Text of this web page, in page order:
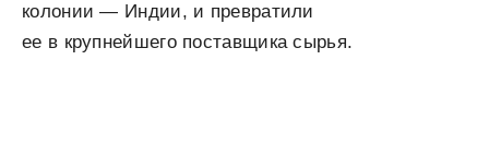
колонии — Индии, и превратили
ее в крупнейшего поставщика сырья.